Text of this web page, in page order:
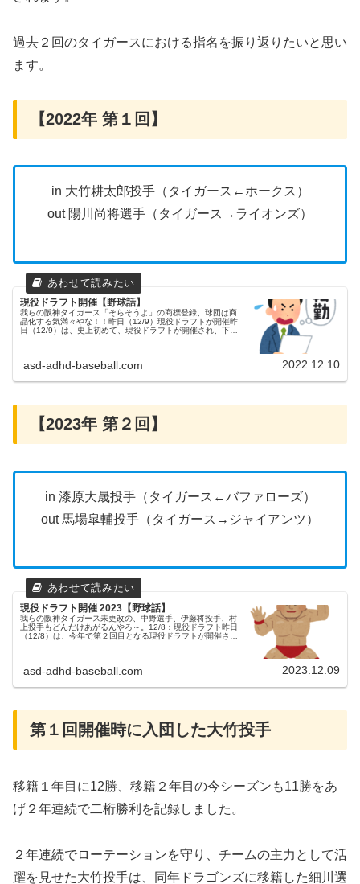
過去２回のタイガースにおける指名を振り返りたいと思い
ます。
【2022年 第１回】
in 大竹耕太郎投手（タイガース←ホークス）
out 陽川尚将選手（タイガース→ライオンズ）
現役ドラフト開催【野球話】
我らの阪神タイガース「そらそうよ」の商標登録、球団は商
品化する気満々やな！！昨日（12/9）現役ドラフトが開催昨
日（12/9）は、史上初めて、現役ドラフトが開催され、下記
asd-adhd-baseball.com 2022.12.10
【2023年 第２回】
in 漆原大晟投手（タイガース←バファローズ）
out 馬場皐輔投手（タイガース→ジャイアンツ）
現役ドラフト開催 2023【野球話】
我らの阪神タイガース未更改の、中野選手、伊藤将投手、村
上投手もどんだけあがるんやろ～。12/8：現役ドラフト昨日
（12/8）は、今年で第２回目となる現役ドラフトが開催され
asd-adhd-baseball.com 2023.12.09
第１回開催時に入団した大竹投手
移籍１年目に12勝、移籍２年目の今シーズンも11勝をあ
げ２年連続で二桁勝利を記録しました。
２年連続でローテーションを守り、チームの主力として活
躍を見せた大竹投手は、同年ドラゴンズに移籍した細川選